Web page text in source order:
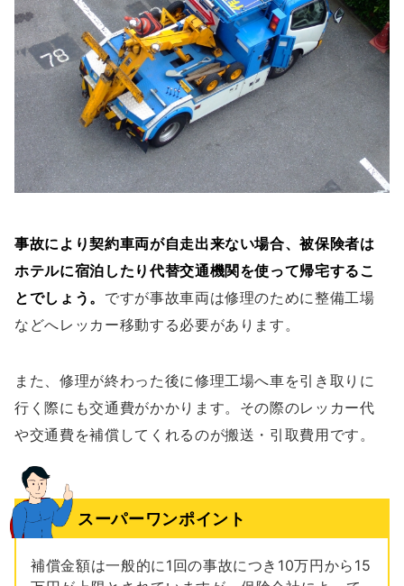
事故により契約車両が自走出来ない場合、被保険者は
ホテルに宿泊したり代替交通機関を使って帰宅するこ
とでしょう。 ですが事故車両は修理のために整備工場
などへレッカー移動する必要があります。
また、修理が終わった後に修理工場へ車を引き取りに
行く際にも交通費がかかります。その際のレッカー代
や交通費を補償してくれるのが搬送・引取費用です。
スーパーワンポイント
補償金額は一般的に1回の事故につき10万円から15